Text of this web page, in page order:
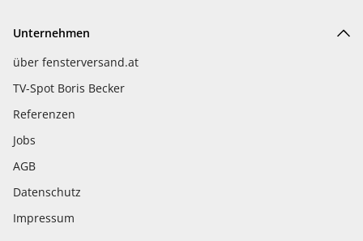
Unternehmen
über fensterversand.at
TV-Spot Boris Becker
Referenzen
Jobs
AGB
Datenschutz
Impressum